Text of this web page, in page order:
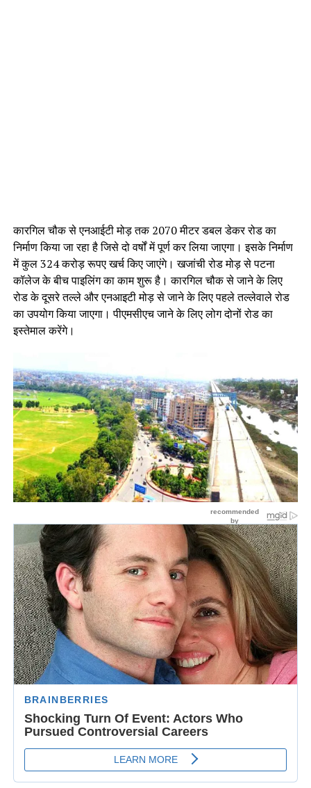
कारगिल चौक से एनआईटी मोड़ तक 2070 मीटर डबल डेकर रोड का
निर्माण किया जा रहा है जिसे दो वर्षों में पूर्ण कर लिया जाएगा। इसके निर्माण
में कुल 324 करोड़ रूपए खर्च किए जाएंगे। खजांची रोड मोड़ से पटना
कॉलेज के बीच पाइलिंग का काम शुरू है। कारगिल चौक से जाने के लिए
रोड के दूसरे तल्ले और एनआइटी मोड़ से जाने के लिए पहले तल्लेवाले रोड
का उपयोग किया जाएगा। पीएमसीएच जाने के लिए लोग दोनों रोड का
इस्तेमाल करेंगे।